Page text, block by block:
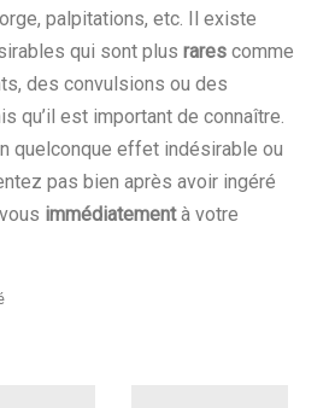
palpitations, etc. Il existe
qui sont plus rares comme
des convulsions ou des
qu’il est important de connaître.
quelconque effet indésirable ou
pas bien après avoir ingéré
immédiatementà votre